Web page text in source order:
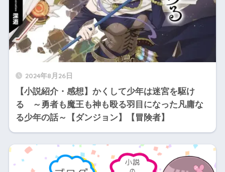
2024年8月26日
【小説紹介・感想】かくして少年は迷宮を駆け
る ～勇者も魔王も神も殴る羽目になった凡庸な
る少年の話～【ダンジョン】【冒険者】